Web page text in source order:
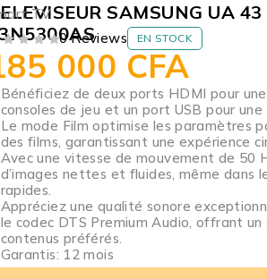
TV
SAMSUNG UA
0 Reviews EN STOCK
000 CFA
Bénéficiez de deux ports HDMI pour
consoles de jeu et un port USB pour
Le mode Film optimise les paramètres
des films, garantissant une expérience
Avec une vitesse de mouvement de 50
d’images nettes et fluides, même dans
rapides.
Appréciez une qualité sonore
le codec DTS Premium Audio, offrant
contenus préférés.
Garantis: 12 mois